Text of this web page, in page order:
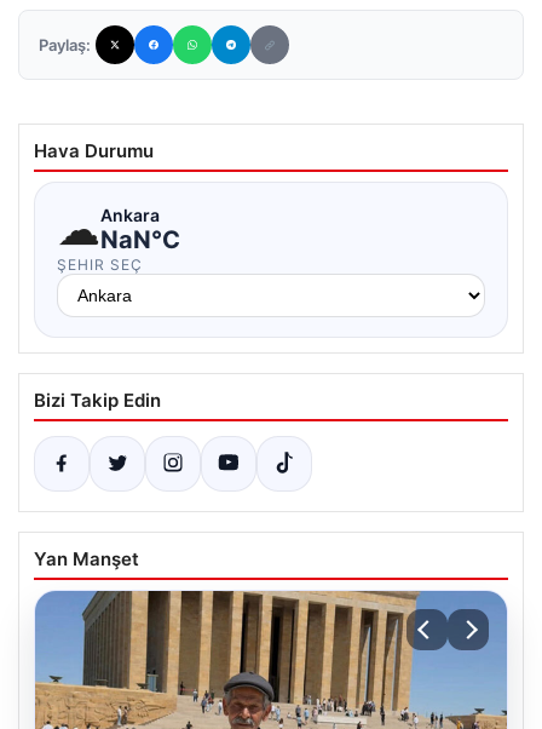
Paylaş:
Hava Durumu
☁Ankara
NaN°C
ŞEHIR SEÇ
Bizi Takip Edin
Yan Manşet